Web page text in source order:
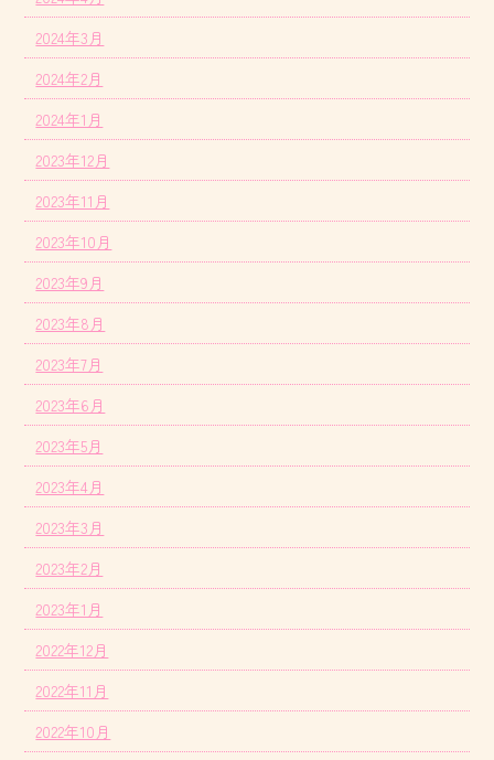
2024年3月
2024年2月
2024年1月
2023年12月
2023年11月
2023年10月
2023年9月
2023年8月
2023年7月
2023年6月
2023年5月
2023年4月
2023年3月
2023年2月
2023年1月
2022年12月
2022年11月
2022年10月